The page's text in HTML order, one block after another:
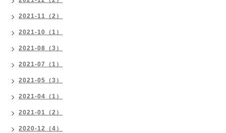
2021-11（2）
2021-10（1）
2021-08（3）
2021-07（1）
2021-05（3）
2021-04（1）
2021-01（2）
2020-12（4）